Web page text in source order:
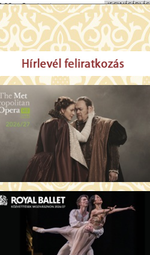
JEGYVÁSÁRLÁS
Csortos terem
HAIFA! (16)
JEGYVÁSÁRLÁS
Fábri terem
(16)
JEGYVÁSÁRLÁS
Csortos terem
TÖRTÉNETEK (16)
Törőcsik Mari terem
NEM BESZÉLEK (16)
JEGYVÁSÁRLÁS
Fábri terem
KARÁCSONY (16)
JEGYVÁSÁRLÁS
Díszterem
GYŰLÖLET (16)